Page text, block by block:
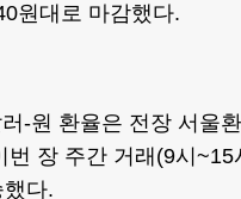
원대로 마감했다.
-원 환율은 전장 서울
장 주간 거래(9시~15
다.